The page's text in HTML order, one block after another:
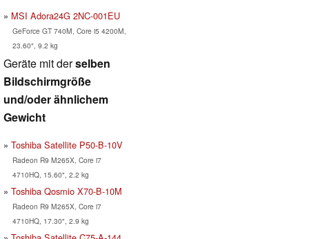
MSI Adora24G 2NC-001EU
GeForce GT 740M, Core i5 4200M,
23.60", 9.2 kg
Geräte mit derselben
Bildschirmgröße
und/oder ähnlichem
Gewicht
Toshiba Satellite P50-B-10V
Radeon R9 M265X, Core i7
4710HQ, 15.60", 2.2 kg
Toshiba Qosmio X70-B-10M
Radeon R9 M265X, Core i7
4710HQ, 17.30", 2.9 kg